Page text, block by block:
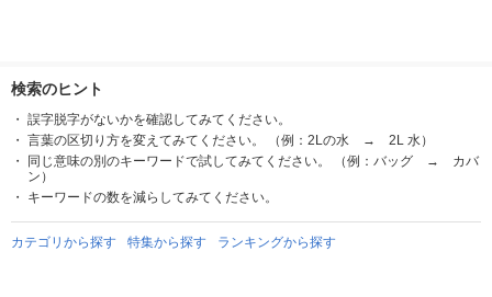
検索のヒント
誤字脱字がないかを確認してみてください。
言葉の区切り方を変えてみてください。 （例：2Lの水 → 2L 水）
同じ意味の別のキーワードで試してみてください。 （例：バッグ → カバ
ン）
キーワードの数を減らしてみてください。
カテゴリから探す 特集から探す ランキングから探す